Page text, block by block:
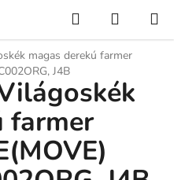
KeresésKOSÁR
magas derekú farmer
J4B
farmer